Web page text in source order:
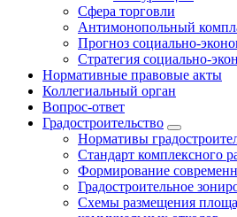
Сфера торговли
Антимонопольный
Прогноз социально-
Стратегия социально-
Нормативные правовые акты
Коллегиальный орган
Вопрос-ответ
Градостроительство
Нормативы
Стандарт комплексного
Формирование
Градостроительное
Схемы размещения